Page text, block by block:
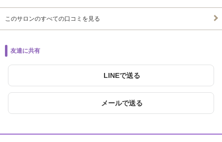
このサロンのすべての口コミを見る
友達に共有
LINEで送る
メールで送る